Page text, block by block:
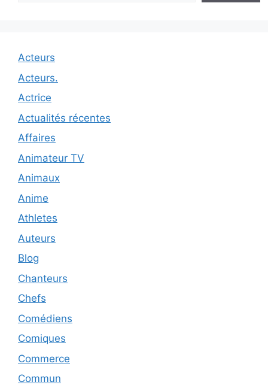
Acteurs
Acteurs.
Actrice
Actualités récentes
Affaires
Animateur TV
Animaux
Anime
Athletes
Auteurs
Blog
Chanteurs
Chefs
Comédiens
Comiques
Commerce
Commun